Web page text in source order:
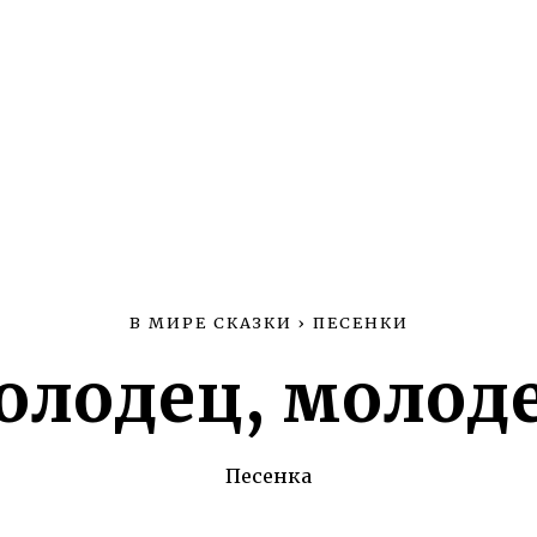
В МИРЕ СКАЗКИ › ПЕСЕНКИ
Песенка